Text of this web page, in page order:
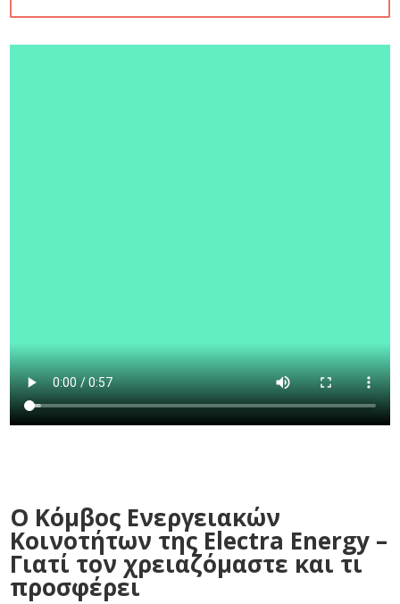
Ο Κόμβος Ενεργειακών
Κοινοτήτων της Electra Energy –
Γιατί τον χρειαζόμαστε και τι
προσφέρει